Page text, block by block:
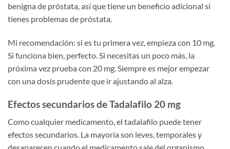
benigna de próstata, así que tiene un beneficio adicional si
tienes problemas de próstata.
Mi recomendación: si es tu primera vez, empieza con 10 mg.
Si funciona bien, perfecto. Si necesitas un poco más, la
próxima vez prueba con 20 mg. Siempre es mejor empezar
con una dosis prudente que ir ajustando al alza.
Efectos secundarios de Tadalafilo 20 mg
Como cualquier medicamento, el tadalafilo puede tener
efectos secundarios. La mayoría son leves, temporales y